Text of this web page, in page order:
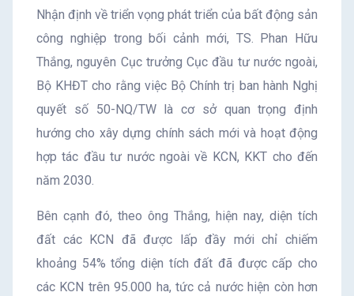
Nhận định về triển vọng phát triển của bất động sản
công nghiệp trong bối cảnh mới, TS. Phan Hữu
Thắng, nguyên Cục trưởng Cục đầu tư nước ngoài,
Bộ KHĐT cho rằng việc Bộ Chính trị ban hành Nghị
quyết số 50-NQ/TW là cơ sở quan trọng định
hướng cho xây dựng chính sách mới và hoạt động
hợp tác đầu tư nước ngoài về KCN, KKT cho đến
năm 2030.
Bên cạnh đó, theo ông Thắng, hiện nay, diện tích
đất các KCN đã được lấp đầy mới chỉ chiếm
khoảng 54% tổng diện tích đất đã được cấp cho
các KCN trên 95.000 ha, tức cả nước hiện còn hơn